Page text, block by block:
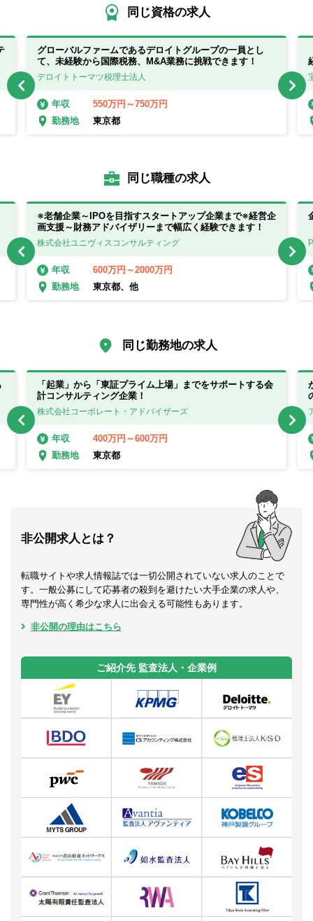
同じ資格の求人
グローバルファームであるデロイトグループの一員とし
て、未経験から国際税務、M&A業務に挑戦できます！
デロイトトーマツ税理士法人
年収
550万円～750万円
勤務地
東京都
同じ職種の求人
※老舗企業～IPOを目指すスタートアップ企業まで※経営企
画支援～財務アドバイザリーまで幅広く経験できます！
株式会社ユニヴィスコンサルティング
年収
600万円～2000万円
勤務地
東京都、他
同じ勤務地の求人
「起業」から「東証プライム上場」までをサポートする会
計コンサルティング企業！
株式会社コーポレート・アドバイザーズ
年収
400万円～600万円
勤務地
東京都
非公開求人とは？
転職サイトや求人情報誌では一切公開されていない求人のことで
す。一般公募にして応募者の殺到を避けたい大手企業の求人や、
専門性が高く希少な求人に出会える可能性もあります。
非公開の理由はこちら
ご紹介先 監査法人・企業例